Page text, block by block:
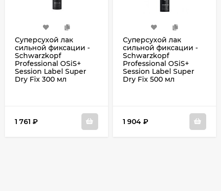
Суперсухой лак
сильной фиксации -
Schwarzkopf
Professional OSiS+
Session Label Super
Dry Fix 300 мл
1 761 ₽
Суперсухой лак
сильной фиксации -
Schwarzkopf
Professional OSiS+
Session Label Super
Dry Fix 500 мл
1 904 ₽